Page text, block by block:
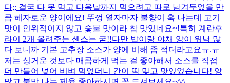
다;; 결국 다 못 먹고 다음날까지 먹으려고 따로 남겨두었을 만
큼 혜자로운 양이에요! 뚜껑 열자마자 불향이 훅 나는데 고기
맛이 인위적이지 않고 숯불 맛이라 참 맛있네요~!특히 계란후
라이 2개 올려주는 센스는 굳!! ​다만 밥이랑 야채 양이 워낙 많
다 보니까 기본 고추장 소스가 양에 비해 좀 적더라고요ㅠ.ㅠ
저는 싱거운 것보다 매콤하게 먹는 걸 좋아해서 소스를 직접
더 만들어 넣어 비벼 먹었더니 간이 딱 맞고 맛있었습니다! 양